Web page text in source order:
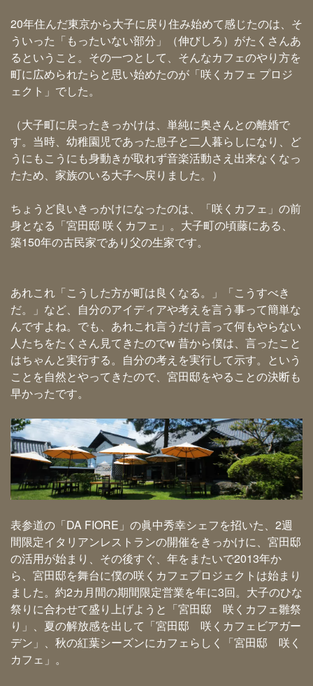
20年住んだ東京から大子に戻り住み始めて感じたのは、そ
ういった「もったいない部分」（伸びしろ）がたくさんあ
るということ。その一つとして、そんなカフェのやり方を
町に広められたらと思い始めたのが「咲くカフェ プロジ
ェクト」でした。
（大子町に戻ったきっかけは、単純に奥さんとの離婚で
す。当時、幼稚園児であった息子と二人暮らしになり、ど
うにもこうにも身動きが取れず音楽活動さえ出来なくなっ
たため、家族のいる大子へ戻りました。）
ちょうど良いきっかけになったのは、「咲くカフェ」の前
身となる「宮田邸 咲くカフェ」。大子町の頃藤にある、
築150年の古民家であり父の生家です。
あれこれ「こうした方が町は良くなる。」「こうすべき
だ。」など、自分のアイディアや考えを言う事って簡単な
んですよね。でも、あれこれ言うだけ言って何もやらない
人たちをたくさん見てきたのでw 昔から僕は、言ったこと
はちゃんと実行する。自分の考えを実行して示す。という
ことを自然とやってきたので、宮田邸をやることの決断も
早かったです。
表参道の「DA FIORE」の眞中秀幸シェフを招いた、2週
間限定イタリアンレストランの開催をきっかけに、宮田邸
の活用が始まり、その後すぐ、年をまたいで2013年か
ら、宮田邸を舞台に僕の咲くカフェプロジェクトは始まり
ました。約2カ月間の期間限定営業を年に3回。大子のひな
祭りに合わせて盛り上げようと「宮田邸 咲くカフェ雛祭
り」、夏の解放感を出して「宮田邸 咲くカフェビアガー
デン」、秋の紅葉シーズンにカフェらしく「宮田邸 咲く
カフェ」。